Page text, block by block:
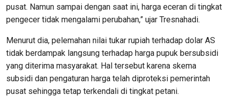
pusat. Namun sampai dengan saat ini, harga eceran di tingkat
pengecer tidak mengalami perubahan,” ujar Tresnahadi.
Menurut dia, pelemahan nilai tukar rupiah terhadap dolar AS
tidak berdampak langsung terhadap harga pupuk bersubsidi
yang diterima masyarakat. Hal tersebut karena skema
subsidi dan pengaturan harga telah diproteksi pemerintah
pusat sehingga tetap terkendali di tingkat petani.